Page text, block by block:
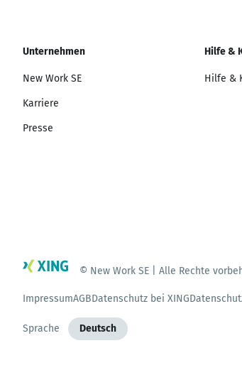
Unternehmen
New Work SE
Karriere
Presse
Hilfe &
Hilfe &
© New Work SE | Alle Rechte
ImpressumAGBDatenschutz bei XING
Sprache Deutsch